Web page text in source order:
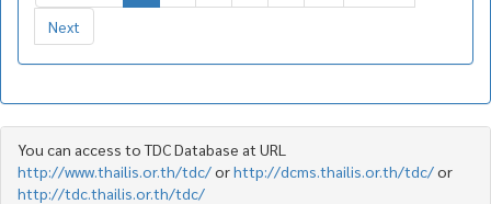
Next
You can access to TDC Database at URL
http://www.thailis.or.th/tdc/orhttp://dcms.thailis.or.th/tdc/or
http://tdc.thailis.or.th/tdc/